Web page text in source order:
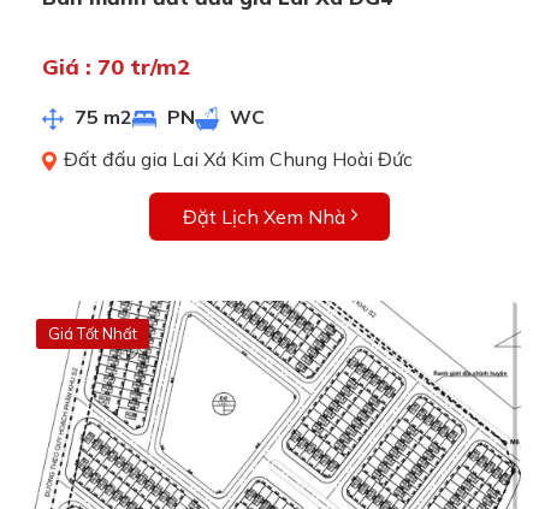
Giá : 70 tr/m2
75 m2 PN
WC
Đất đấu gia Lai Xá Kim Chung Hoài Đức
Đặt Lịch Xem Nhà
Giá Tốt Nhất